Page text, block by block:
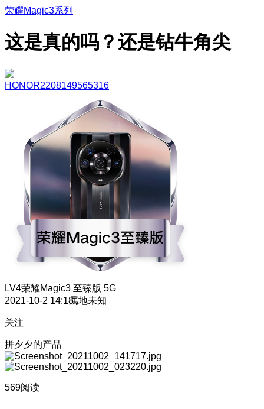
荣耀Magic3系列
这是真的吗？还是钻牛角尖
HONOR2208149565316
LV4荣耀Magic3 至臻版 5G
2021-10-2 14:18属地未知
关注
拼夕夕的产品
569阅读